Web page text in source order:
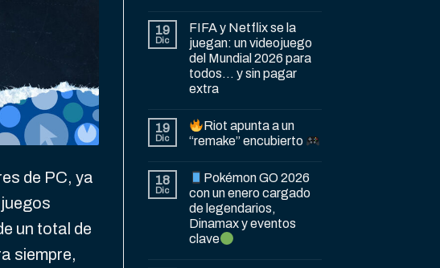
de PC, ya
un total de
siempre,
19
Dic
FIFA y Netflix se la
juegan: un videojuego
del Mundial 2026 para
todos… y sin pagar
extra
19
Dic
Riot apunta a un
“remake” encubierto
18
Dic
Pokémon GO 2026
con un enero cargado
de legendarios,
Dinamax y eventos
clave